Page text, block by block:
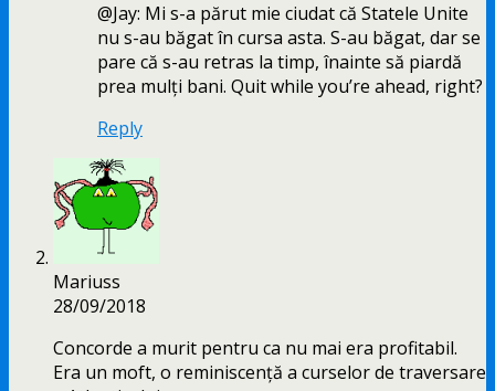
@Jay: Mi s-a părut mie ciudat că Statele Unite
nu s-au băgat în cursa asta. S-au băgat, dar se
pare că s-au retras la timp, înainte să piardă
prea mulți bani. Quit while you’re ahead, right?
Reply
Mariuss
28/09/2018
Concorde a murit pentru ca nu mai era profitabil.
Era un moft, o reminiscență a curselor de traversare